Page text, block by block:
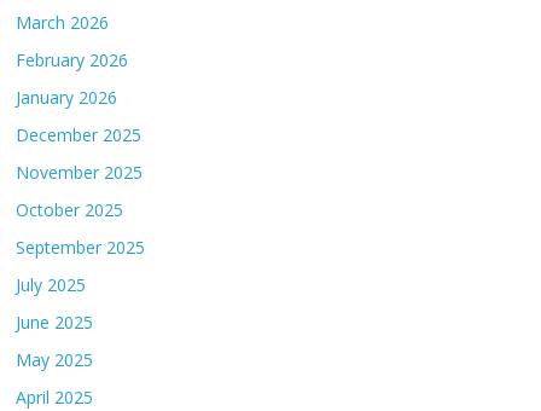
March 2026
February 2026
January 2026
December 2025
November 2025
October 2025
September 2025
July 2025
June 2025
May 2025
April 2025